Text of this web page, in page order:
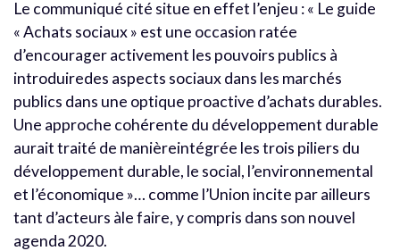
Le communiqué cité situe en effet l’enjeu : « Le guide
« Achats sociaux » est une occasion ratée
d’encourager activement les pouvoirs publics à
introduiredes aspects sociaux dans les marchés
publics dans une optique proactive d’achats durables.
Une approche cohérente du développement durable
aurait traité de manièreintégrée les trois piliers du
développement durable, le social, l’environnemental
et l’économique »… comme l’Union incite par ailleurs
tant d’acteurs àle faire, y compris dans son nouvel
agenda 2020.